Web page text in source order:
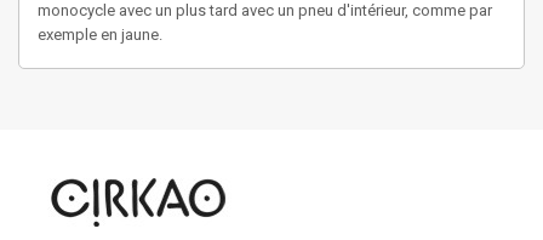
monocycle avec un plus tard avec un pneu d'intérieur, comme par
exemple en jaune.